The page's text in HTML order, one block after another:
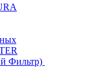
Фильтр)